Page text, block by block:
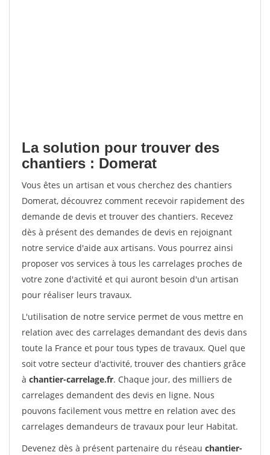
La solution pour trouver des
chantiers : Domerat
Vous êtes un artisan et vous cherchez des chantiers
Domerat, découvrez comment recevoir rapidement des
demande de devis et trouver des chantiers. Recevez
dès à présent des demandes de devis en rejoignant
notre service d'aide aux artisans. Vous pourrez ainsi
proposer vos services à tous les carrelages proches de
votre zone d'activité et qui auront besoin d'un artisan
pour réaliser leurs travaux.
L'utilisation de notre service permet de vous mettre en
relation avec des carrelages demandant des devis dans
toute la France et pour tous types de travaux. Quel que
soit votre secteur d'activité, trouver des chantiers grâce
à chantier-carrelage.fr. Chaque jour, des milliers de
carrelages demandent des devis en ligne. Nous
pouvons facilement vous mettre en relation avec des
carrelages demandeurs de travaux pour leur Habitat.
Devenez dès à présent partenaire du réseau chantier-